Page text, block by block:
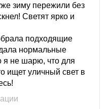
зиму пережили без
Светят ярко и
подходящие
нормальные
я не шарю, что для
ищет уличный свет в